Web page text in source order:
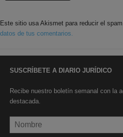
Este sitio usa Akismet para reducir el
datos de tus comentarios.
SUSCRÍBETE A DIARIO JURÍDICO
Recibe nuestro boletín semanal con la
destacada.